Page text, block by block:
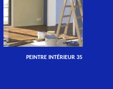
PEINTRE INTÉRIEUR 35